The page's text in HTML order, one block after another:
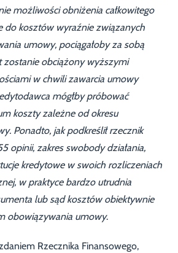
możliwości obniżenia całkowitego
do kosztów wyraźnie związanych
umowy, pociągałoby za sobą
zostanie obciążony wyższymi
w chwili zawarcia umowy
mógłby próbować
koszty zależne od okresu
Ponadto, jak podkreślił rzecznik
opinii, zakres swobody działania,
kredytowe w swoich rozliczeniach
w praktyce bardzo utrudnia
lub sąd kosztów obiektywnie
obowiązywania umowy.
Rzecznika Finansowego,